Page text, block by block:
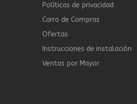
Políticas de privacidad
Carro de Compras
Ofertas
Instrucciones de instalación
Ventas por Mayor